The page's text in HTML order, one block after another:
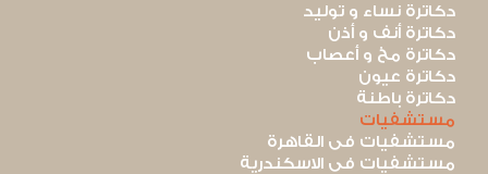
دكاترة نساء و توليد
دكاترة أنف و أذن
دكاترة مخ و أعصاب
دكاترة عيون
دكاترة باطنة
مستشفيات
مستشفيات فى القاهرة
مستشفيات فى الاسكندرية